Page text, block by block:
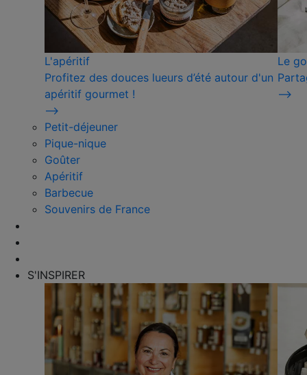
L'apéritif
Profitez des douces lueurs d’été autour d'un
apéritif gourmet !
⟶
Le
⟶
Petit-déjeuner
Pique-nique
Goûter
Apéritif
Barbecue
Souvenirs de France
S'INSPIRER